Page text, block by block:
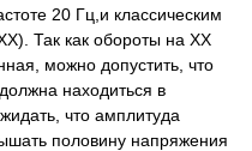
20 Гц,и классическим
Так как обороты на ХХ
можно допустить, что
находиться в
что амплитуда
половину напряжения